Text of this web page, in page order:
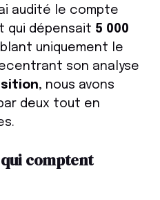
audité le compte
qui dépensait 5 000
uniquement le
son analyse
, nous avons
deux tout en
comptent